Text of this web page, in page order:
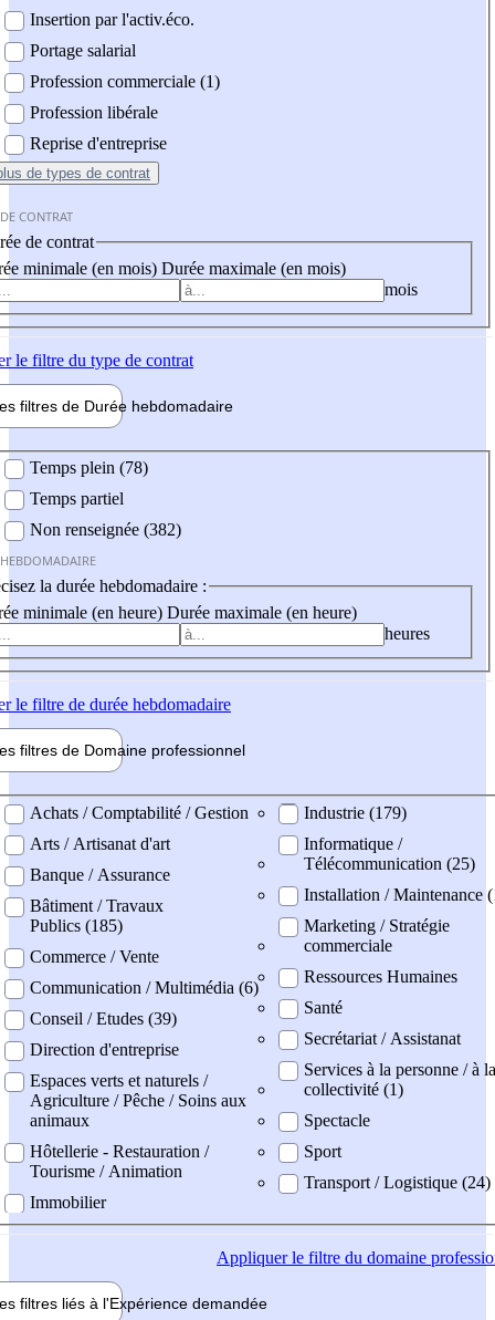
Insertion par l'activ.éco.
Portage salarial
Profession commerciale (1)
Profession libérale
Reprise d'entreprise
de types de contrat
CONTRAT
de contrat
minimale (en mois) Durée maximale (en mois)
mois
le filtre du type de contrat
filtres de Durée hebdomadaire
Temps plein (78)
Temps partiel
Non renseignée (382)
la durée hebdomadaire :
minimale (en heure) Durée maximale (en heure)
heures
le filtre de durée hebdomadaire
filtres de Domaine professionnel
professionel
Achats / Comptabilité / Gestion
Arts / Artisanat d'art
Banque / Assurance
Bâtiment / Travaux
Publics (185)
Commerce / Vente
Communication / Multimédia (6)
Conseil / Etudes (39)
Direction d'entreprise
Espaces verts et naturels /
Agriculture / Pêche / Soins aux
animaux
Hôtellerie - Restauration /
Tourisme / Animation
Immobilier
Industrie (179)
Informatique /
Télécommunication (25)
Installation / Maintenance
Marketing / Stratégie
commerciale
Ressources Humaines
Santé
Secrétariat / Assistanat
Services à la personne / à la
collectivité (1)
Spectacle
Sport
Transport / Logistique (24)
Appliquerle filtre du domaine
filtres liés à l'Expérience demandée